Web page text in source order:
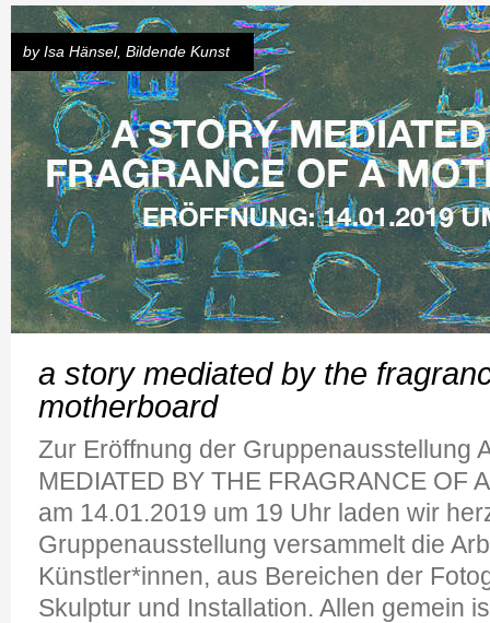
by Isa Hänsel, Bildende Kunst
a story mediated by the
motherboard
Zur Eröffnung der Gruppenausstellung
MEDIATED BY THE FRAGRANCE OF
am 14.01.2019 um 19 Uhr laden wir
Gruppenausstellung versammelt die
Künstler*innen, aus Bereichen der
Skulptur und Installation. Allen gemein